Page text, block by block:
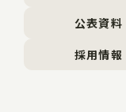
公表資料
採用情報